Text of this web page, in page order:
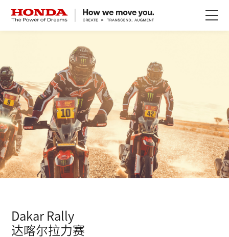
Honda纯电
全领域产品
技术创新
赛事运动
Dakar Rally
达喀尔拉力赛